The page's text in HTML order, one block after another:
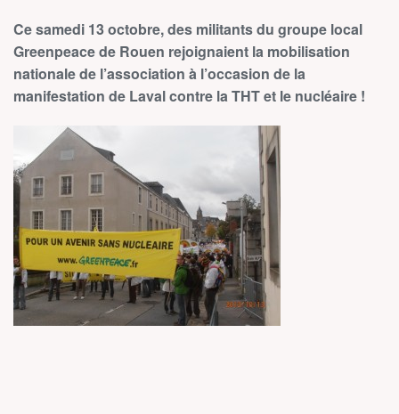
Ce samedi 13 octobre, des militants du groupe local
Greenpeace de Rouen rejoignaient la mobilisation
nationale de l’association à l’occasion de la
manifestation de Laval contre la THT et le nucléaire !